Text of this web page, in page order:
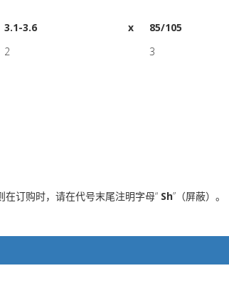
3.1-3.6 x 85/105
2 3
订购时，请在代号末尾注明字母“ Sh”（屏蔽）。